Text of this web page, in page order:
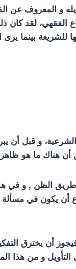
و المعروف عن
الفقهي، لقد
للشريعة بينما
و قبل أن
الظن , و في
أن يكون في
أن يخترق